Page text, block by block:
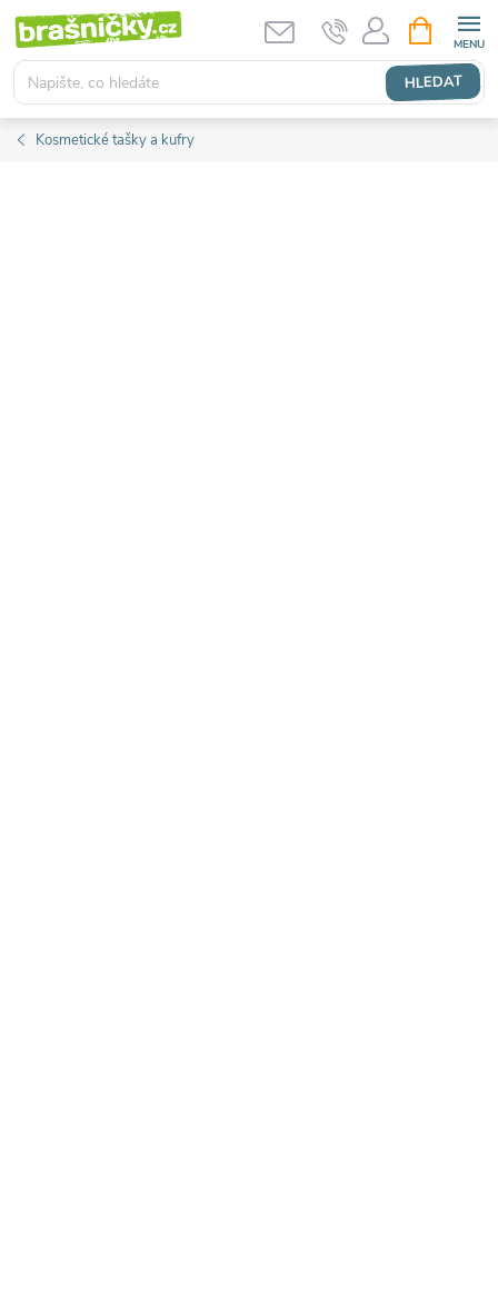
Přejít
obsah
HLEDAT
NÁKUPNÍ
KOŠÍK
Kosmetické tašky a kufry